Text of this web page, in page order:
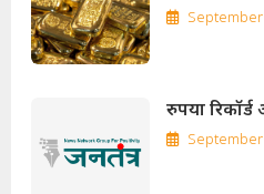
September
रुपया
September